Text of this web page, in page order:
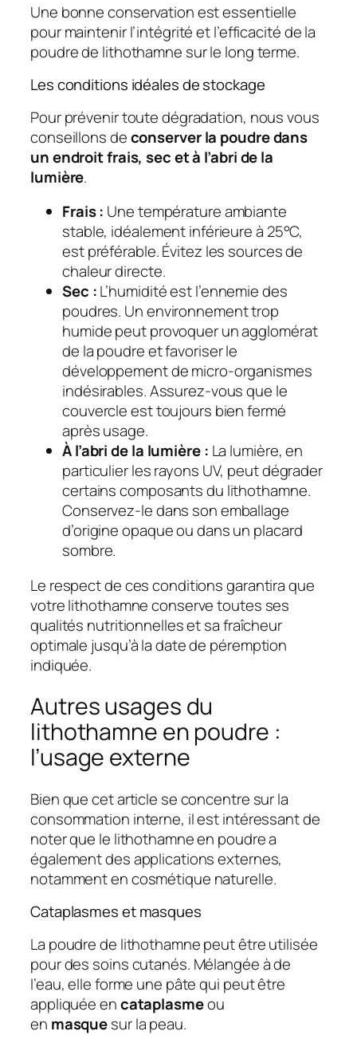
Une bonne conservation est essentielle
pour maintenir l’intégrité et l’efficacité de la
poudre de lithothamne sur le long terme.
Les conditions idéales de stockage
Pour prévenir toute dégradation, nous vous
conseillons deconserver la poudre dans
un endroit frais, sec et à l’abri de la
lumière.
Frais : Une température ambiante
stable, idéalement inférieure à 25°C,
est préférable. Évitez les sources de
chaleur directe.
Sec :L’humidité est l’ennemie des
poudres. Un environnement trop
humide peut provoquer un agglomérat
de la poudre et favoriser le
développement de micro-organismes
indésirables. Assurez-vous que le
couvercle est toujours bien fermé
après usage.
À l’abri de la lumière : La lumière, en
particulier les rayons UV, peut dégrader
certains composants du lithothamne.
Conservez-le dans son emballage
d’origine opaque ou dans un placard
sombre.
Le respect de ces conditions garantira que
votre lithothamne conserve toutes ses
qualités nutritionnelles et sa fraîcheur
optimale jusqu’à la date de péremption
indiquée.
Autres usages du
lithothamne en poudre :
l’usage externe
Bien que cet article se concentre sur la
consommation interne, il est intéressant de
noter que le lithothamne en poudre a
également des applications externes,
notamment en cosmétique naturelle.
Cataplasmes et masques
La poudre de lithothamne peut être utilisée
pour des soins cutanés. Mélangée à de
l’eau, elle forme une pâte qui peut être
appliquée encataplasmeou
en masquesur la peau.